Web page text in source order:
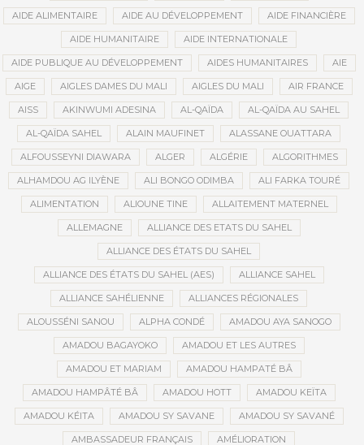
AIDE ALIMENTAIRE AIDE AU DÉVELOPPEMENT AIDE FINANCIÈRE
AIDE HUMANITAIRE AIDE INTERNATIONALE
AIDE PUBLIQUE AU DÉVELOPPEMENT AIDES HUMANITAIRES AIE
AIGE AIGLES DAMES DU MALI AIGLES DU MALI AIR FRANCE
AISS AKINWUMI ADESINA AL-QAÏDA AL-QAÏDA AU SAHEL
AL-QAÏDA SAHEL ALAIN MAUFINET ALASSANE OUATTARA
ALFOUSSEYNI DIAWARA ALGER ALGÉRIE ALGORITHMES
ALHAMDOU AG ILYÈNE ALI BONGO ODIMBA ALI FARKA TOURÉ
ALIMENTATION ALIOUNE TINE ALLAITEMENT MATERNEL
ALLEMAGNE ALLIANCE DES ETATS DU SAHEL
ALLIANCE DES ÉTATS DU SAHEL
ALLIANCE DES ÉTATS DU SAHEL (AES) ALLIANCE SAHEL
ALLIANCE SAHÉLIENNE ALLIANCES RÉGIONALES
ALOUSSÉNI SANOU ALPHA CONDÉ AMADOU AYA SANOGO
AMADOU BAGAYOKO AMADOU ET LES AUTRES
AMADOU ET MARIAM AMADOU HAMPATÉ BÂ
AMADOU HAMPÂTÉ BÂ AMADOU HOTT AMADOU KEÏTA
AMADOU KÉITA AMADOU SY SAVANE AMADOU SY SAVANÉ
AMBASSADEUR FRANÇAIS AMÉLIORATION